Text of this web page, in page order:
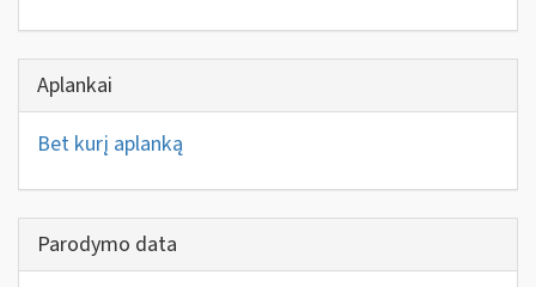
Aplankai
Bet kurį aplanką
Parodymo data